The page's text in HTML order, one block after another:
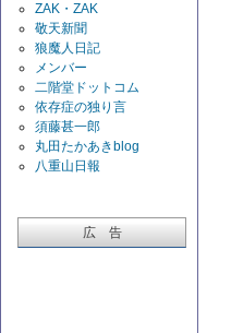
ZAK・ZAK
敬天新聞
狼魔人日記
メンバー
二階堂ドットコム
依存症の独り言
須藤甚一郎
丸田たかあきblog
八重山日報
広 告